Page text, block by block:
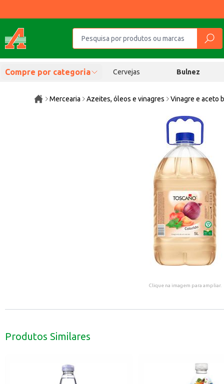
Compre por categoria Cervejas Bulnez
Mercearia Azeites, óleos e vinagres Vinagre e aceto
Clique na imagem para ampliar.
Produtos Similares